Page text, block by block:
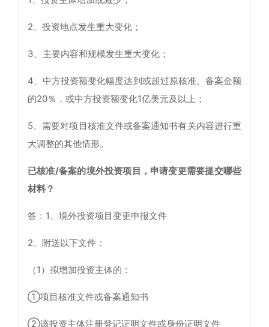
2、投资地点发生重大变化；
3、主要内容和规模发生重大变化；
4、中方投资额变化幅度达到或超过原核准、备案金额
的20％，或中方投资额变化1亿美元及以上；
5、需要对项目核准文件或备案通知书有关内容进行重
大调整的其他情形。
已核准/备案的境外投资项目，申请变更需要提交哪些
材料？
答：1、境外投资项目变更申报文件
2、附送以下文件：
（1）拟增加投资主体的：
①项目核准文件或备案通知书
②该投资主体注册登记证明文件或身份证明文件